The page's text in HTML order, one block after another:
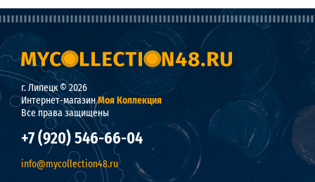
г. Липецк © 2026
Интернет-магазинМоя Коллекция
Все права защищены
+7 (920) 546-66-04
info@mycollection48.ru